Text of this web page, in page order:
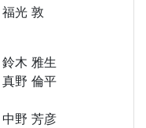
福光 敦
鈴木 雅生
真野 倫平
中野 芳彦